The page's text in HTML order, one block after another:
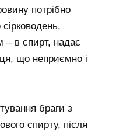
потрібно
– в спирт, надає
що неприємно і
браги з
спирту, після